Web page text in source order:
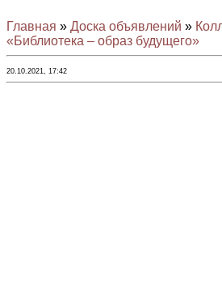
Главная » Доска объявлений »
«Библиотека – образ будущего»
20.10.2021, 17:42